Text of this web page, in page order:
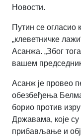
Новости.
Путин се огласио
„клеветничке
Асанжа. „Због
вашем
Асанж је провео
обезбеђења
борио против
Државама, које су
прибављање и